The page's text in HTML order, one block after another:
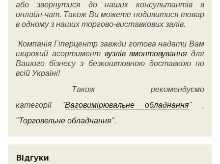
або звернутися до наших консультантів в
онлайн-чат. Також Ви можете подивитися товар
в одному з наших торгово-виставкових залів.
Компанія Гіперцентр завжди готова надати Вам
широкий асортимент вузлів вмонтовування для
Вашого бізнесу з безкоштовною доставкою по
всій Україні!
Також рекомендуємо
категорії"Ваговимірювальне обладнання" ,
"Торговельне обладнання".
Відгуки